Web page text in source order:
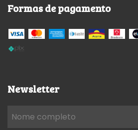
Formas de pagamento
Newsletter